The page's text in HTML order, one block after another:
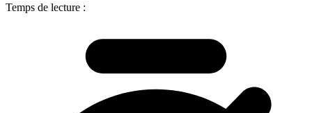
Temps de lecture :